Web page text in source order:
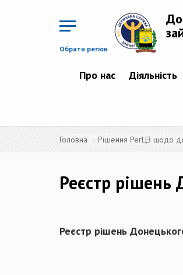
Обрати регіон
Про нас Діяльність
Головна Рішення РегЦЗ щодо
Реєстр рішень
Реєстр рішень